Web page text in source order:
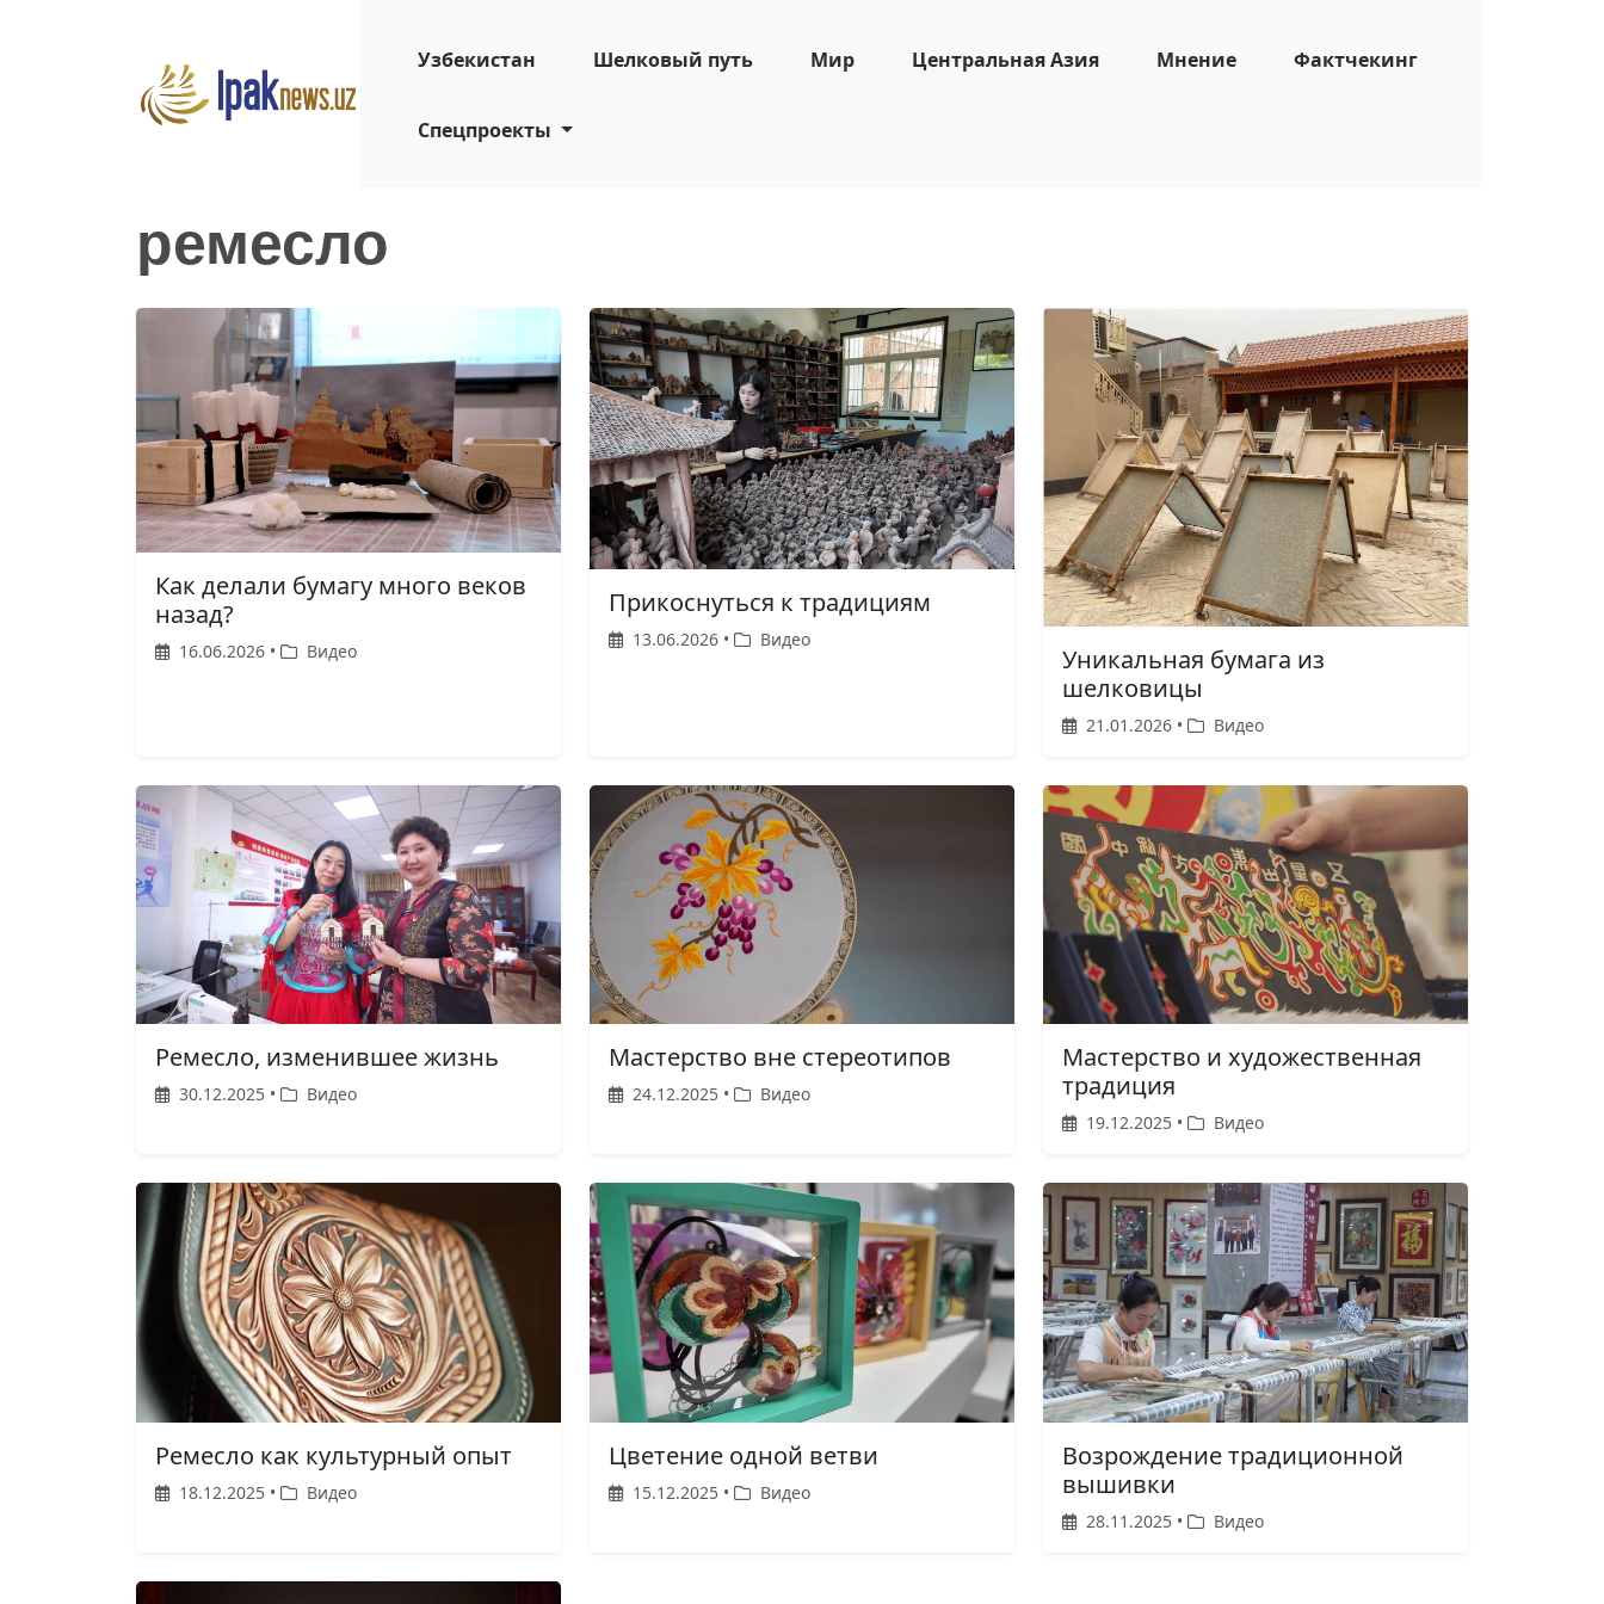
Узбекистан Шелковый путь Мир Центральная Азия Мнение Фактчекинг
Спецпроекты
ремесло
Как делали бумагу много веков
назад?
16.06.2026 • Видео
Прикоснуться к традициям
13.06.2026 • Видео
Уникальная бумага из
шелковицы
21.01.2026 • Видео
Ремесло, изменившее жизнь
30.12.2025 • Видео
Мастерство вне стереотипов
24.12.2025 • Видео
Мастерство и художественная
традиция
19.12.2025 • Видео
Ремесло как культурный опыт
18.12.2025 • Видео
Цветение одной ветви
15.12.2025 • Видео
Возрождение традиционной
вышивки
28.11.2025 • Видео